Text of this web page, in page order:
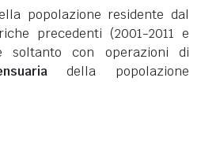
popolazione residente dal
precedenti (2001-2011 e
soltanto con operazioni di
della popolazione